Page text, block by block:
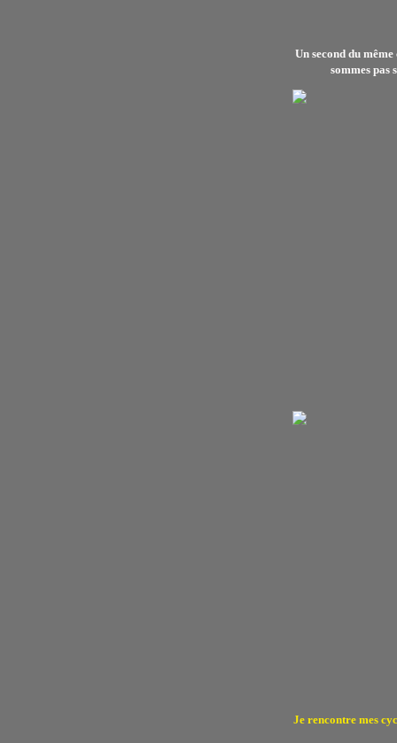
Un second du
sommes pas
Je rencontre mes